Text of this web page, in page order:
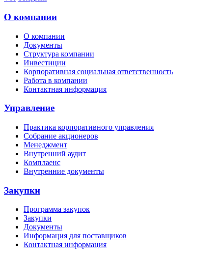
О компании
О компании
Документы
Структура компании
Инвестиции
Корпоративная социальная ответственность
Работа в компании
Контактная информация
Управление
Практика корпоративного управления
Собрание акционеров
Менеджмент
Внутренний аудит
Комплаенс
Внутренние документы
Закупки
Программа закупок
Закупки
Документы
Информация для поставщиков
Контактная информация